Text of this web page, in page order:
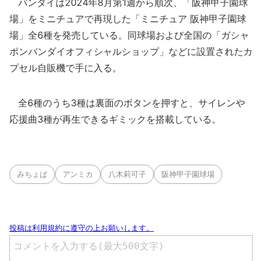
バンダイは2024年8月第1週から順次、「阪神甲子園球
場」をミニチュアで再現した「ミニチュア 阪神甲子園球
場」全6種を発売している。同球場および全国の「ガシャ
ポンバンダイオフィシャルショップ」などに設置されたカ
プセル自販機で手に入る。
全6種のうち3種は裏面のボタンを押すと、サイレンや
応援曲3種が再生できるギミックを搭載している。
みちょぱ アンミカ 八木莉可子 阪神甲子園球場